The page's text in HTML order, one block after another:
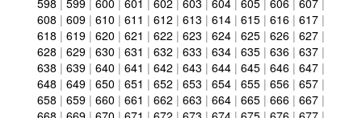
598 | 599 | 600 | 601 | 602 | 603 | 604 | 605 | 606 | 607 |
608 | 609 | 610 | 611 | 612 | 613 | 614 | 615 | 616 | 617 |
618 | 619 | 620 | 621 | 622 | 623 | 624 | 625 | 626 | 627 |
628 | 629 | 630 | 631 | 632 | 633 | 634 | 635 | 636 | 637 |
638 | 639 | 640 | 641 | 642 | 643 | 644 | 645 | 646 | 647 |
648 | 649 | 650 | 651 | 652 | 653 | 654 | 655 | 656 | 657 |
658 | 659 | 660 | 661 | 662 | 663 | 664 | 665 | 666 | 667 |